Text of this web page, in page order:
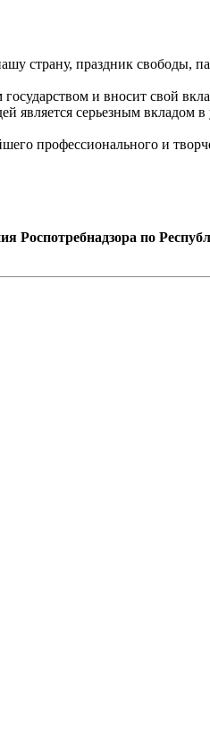
страну, праздник свободы,
и вносит свой
серьезным вкладом в
профессионального и
по